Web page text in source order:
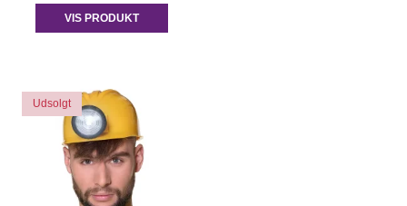
VIS PRODUKT
Udsolgt